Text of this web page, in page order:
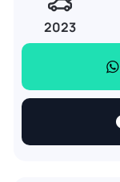
2023